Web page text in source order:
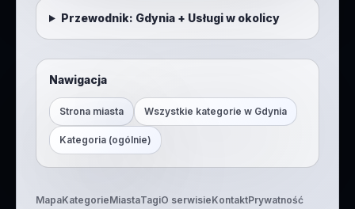
Przewodnik: Gdynia+ Usługi w okolicy
Nawigacja
Strona miasta Wszystkie kategorie w Gdynia
Kategoria (ogólnie)
MapaKategorieMiastaTagiO serwisieKontaktPrywatność